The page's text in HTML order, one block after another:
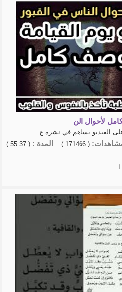
( 171466 ) المدة : ( 55:37 )